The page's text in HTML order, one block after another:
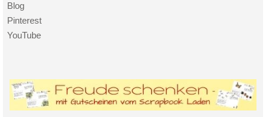
Blog
Pinterest
YouTube